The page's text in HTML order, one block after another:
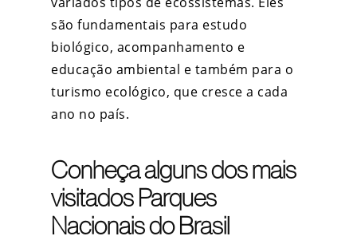
são fundamentais para estudo
biológico, acompanhamento e
educação ambiental e também para o
turismo ecológico, que cresce a cada
ano no país.
Conheça alguns dos mais
visitados Parques
Nacionais do Brasil